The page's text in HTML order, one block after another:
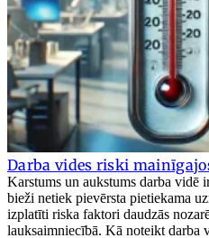
Darba vides riski
Karstums un aukstums darba vidē
bieži netiek pievērsta pietiekama
izplatīti riska faktori daudzās
lauksaimniecībā. Kā noteikt darba